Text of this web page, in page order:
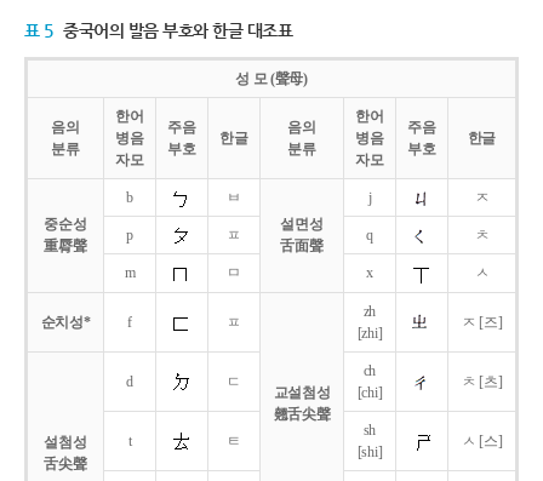
표 5 중국어의 발음 부호와 한글 대조표
성 모 (聲母)
음의
분류
한어
병음
자모
주음
부호
한글
음의
분류
한어
병음
자모
주음
부호
한글
중순성
重脣聲
b
ㅂ
설면성
舌面聲
j ㅈ
p ㅍ q ㅊ
m ㅁ x ㅅ
순치성* f ㅍ
교설첨성
翹舌尖聲
zh
[zhi]
ㅈ [즈]
설첨성
舌尖聲
d ㄷ
ch
[chi]
ㅊ [츠]
t ㅌ
sh
[shi]
ㅅ [스]